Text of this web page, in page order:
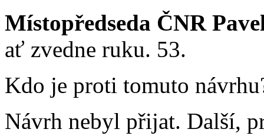
Místopředseda ČNR
ať zvedne ruku. 53.
Kdo je proti tomuto
Návrh nebyl přijat. Další,